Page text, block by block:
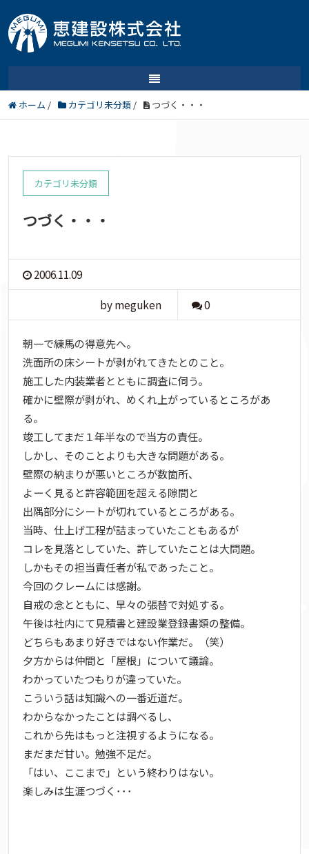
ホーム / カテゴリ未分類 / つづく・・・
カテゴリ未分類
つづく・・・
2006.11.09
by meguken
0
朝一で練馬の得意先へ。
洗面所の床シートが剥がれてきたとのこと。
施工した内装業者とともに調査に伺う。
確かに壁際が剥がれ、めくれ上がっているところがあ
る。
竣工してまだ１年半なので当方の責任。
しかし、そのことよりも大きな問題がある。
壁際の納まりが悪いところが数箇所、
よーく見ると許容範囲を超える隙間と
出隅部分にシートが切れているところがある。
当時、仕上げ工程が詰まっていたこともあるが
コレを見落としていた、許していたことは大問題。
しかもその担当責任者が私であったこと。
今回のクレームには感謝。
自戒の念とともに、早々の張替で対処する。
午後は社内にて見積書と建設業登録書類の整備。
どちらもあまり好きではない作業だ。（笑）
夕方からは仲間と「屋根」について議論。
わかっていたつもりが違っていた。
こういう話は知識への一番近道だ。
わからなかったことは調べるし、
これから先はもっと注視するようになる。
まだまだ甘い。勉強不足だ。
「はい、ここまで」という終わりはない。
楽しみは生涯つづく･･･